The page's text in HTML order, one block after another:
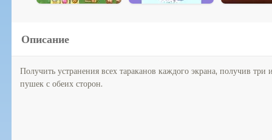
Описание
Получить устранения всех тараканов каждого экрана, получив
пушек с обеих сторон.